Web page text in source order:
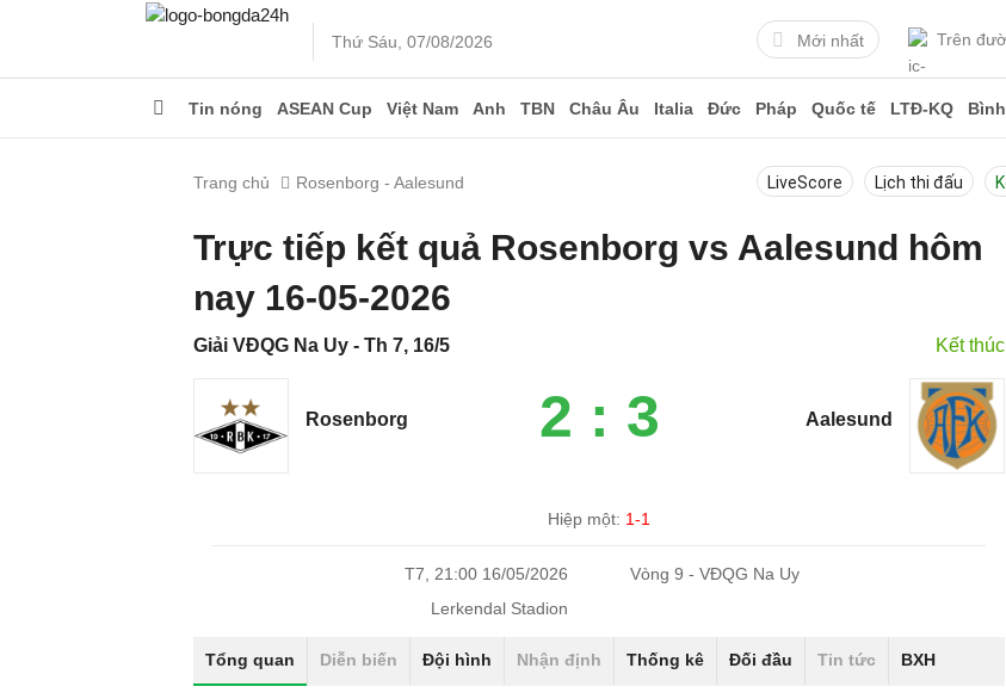
Thứ Sáu, 07/08/2026 Mới nhất Trên
Tin nóng ASEAN Cup Việt Nam Anh TBN Châu Âu Italia Đức Pháp Quốc tế LTĐ-KQ
Trang chủ Rosenborg - Aalesund LiveScore Lịch thi đấu
Trực tiếp kết quả Rosenborg vs Aalesund hôm
nay 16-05-2026
Giải VĐQG Na Uy - Th 7, 16/5 Kết thúc
Rosenborg 2 : 3 Aalesund
Hiệp một: 1-1
T7, 21:00 16/05/2026
Vòng 9 - VĐQG Na Uy
Lerkendal Stadion
Tổng quan Diễn biến Đội hình Nhận định Thống kê Đối đầu Tin tức BXH